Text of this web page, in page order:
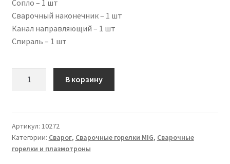
Сопло – 1 шт
Сварочный наконечник – 1 шт
Канал направляющий – 1 шт
Спираль – 1 шт
PRO
MS
15,
В корзину
Артикул: 10272
Категории: Сварог, Сварочные горелки MIG, Сварочные
горелки и плазмотроны